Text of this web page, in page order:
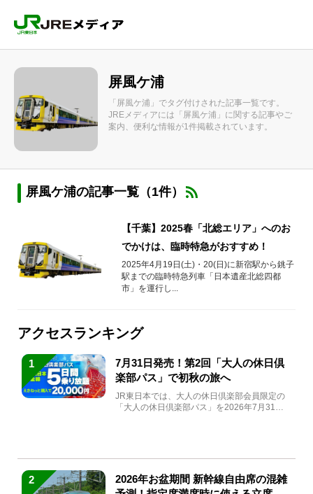
屏風ケ浦
「屏風ケ浦」でタグ付けされた記事一覧です。
JREメディアには「屏風ケ浦」に関する記事やご
案内、便利な情報が1件掲載されています。
屏風ケ浦の記事一覧（1件）
【千葉】2025春「北総エリア」へのお
でかけは、臨時特急がおすすめ！
2025年4月19日(土)・20(日)に新宿駅から銚子
駅までの臨時特急列車「日本遺産北総四都
市」を運行し...
アクセスランキング
1
7月31日発売！第2回「大人の休日倶
楽部パス」で初秋の旅へ
JR東日本では、大人の休日倶楽部会員限定の
「大人の休日倶楽部パス」を2026年7月31日
2
2026年お盆期間 新幹線自由席の混雑